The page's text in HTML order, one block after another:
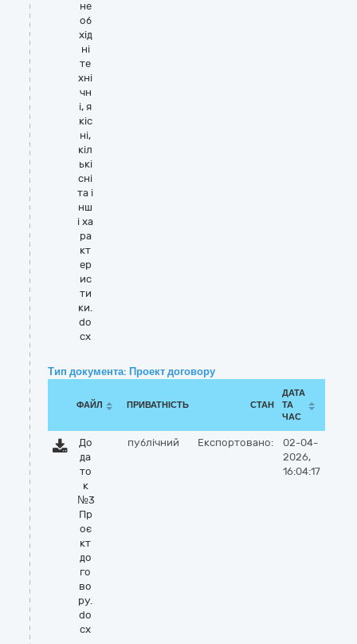
не
об
хід
ні
те
хні
чн
і, я
кіс
ні,
кіл
ькі
сні
та і
нш
і ха
ра
кт
ер
ис
ти
ки.
do
cx
Тип документа: Проект договору
ФАЙЛ ПРИВАТНІСТЬ СТАН
ДАТА
ТА
ЧАС
До
да
то
к
№3
Пр
оє
кт
до
го
во
ру.
do
cx
публічний Експортовано:
02-04-
2026,
16:04:17